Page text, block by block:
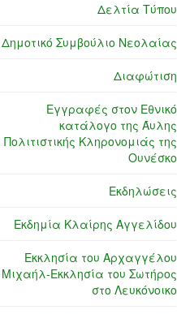
Δελτία Τύπου
Δημοτικό Συμβούλιο Νεολαίας
Διαφώτιση
Εγγραφές στον Εθνικό
κατάλογο της Άυλης
Πολιτιστικής Κληρονομιάς της
Ουνέσκο
Εκδηλώσεις
Εκδημία Κλαίρης Αγγελίδου
Εκκλησία του Αρχαγγέλου
Μιχαήλ-Εκκλησία του Σωτήρος
στο Λευκόνοικο